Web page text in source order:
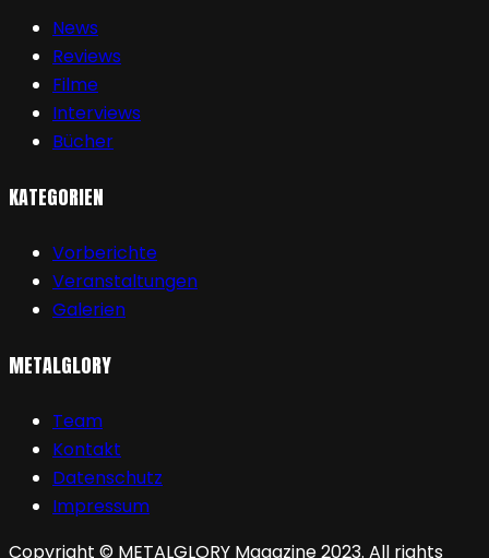
News
Reviews
Filme
Interviews
Bücher
KATEGORIEN
Vorberichte
Veranstaltungen
Galerien
METALGLORY
Team
Kontakt
Datenschutz
Impressum
Copyright © METALGLORY Magazine 2023. All rights